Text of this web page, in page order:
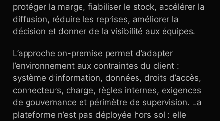
protéger la marge, fiabiliser le stock, accélérer la
diffusion, réduire les reprises, améliorer la
décision et donner de la visibilité aux équipes.
L’approche on-premise permet d’adapter
l’environnement aux contraintes du client :
système d’information, données, droits d’accès,
connecteurs, charge, règles internes, exigences
de gouvernance et périmètre de supervision. La
plateforme n’est pas déployée hors sol : elle